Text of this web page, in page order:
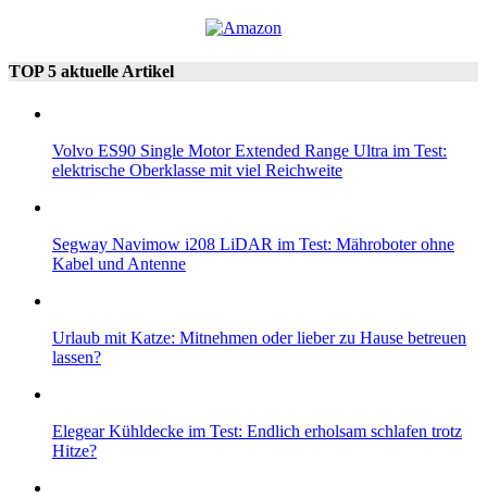
TOP 5 aktuelle Artikel
Volvo ES90 Single Motor Extended Range Ultra im Test:
elektrische Oberklasse mit viel Reichweite
Segway Navimow i208 LiDAR im Test: Mähroboter ohne
Kabel und Antenne
Urlaub mit Katze: Mitnehmen oder lieber zu Hause betreuen
lassen?
Elegear Kühldecke im Test: Endlich erholsam schlafen trotz
Hitze?